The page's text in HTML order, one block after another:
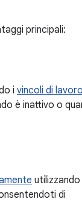
principali:
i vincoli di lavoro
è inattivo o
utilizzando
di